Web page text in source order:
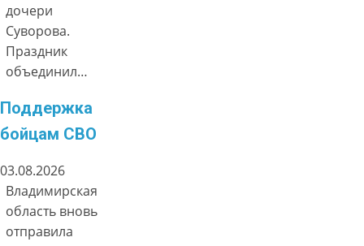
дочери
Суворова.
Праздник
объединил…
Поддержка
бойцам СВО
03.08.2026
Владимирская
область вновь
отправила